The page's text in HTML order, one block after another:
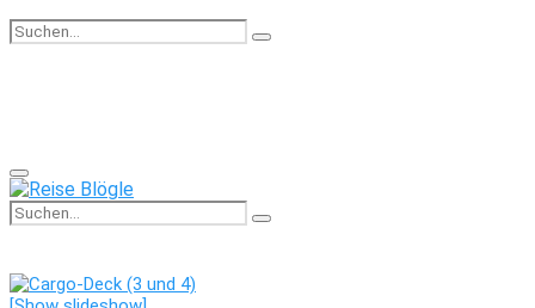
Search
Search
Primary
Menu
Search
for:
Search